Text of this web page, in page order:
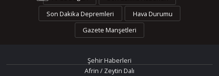
Son Dakika Depremleri
Hava Durumu
Gazete Manşetleri
Şehir Haberleri
Afrin / Zeytin Dalı